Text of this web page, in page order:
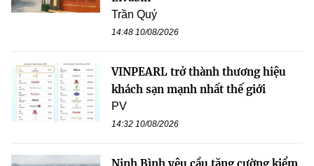
Trần Quý
14:48 10/08/2026
VINPEARL trở thành thương hiệu
khách sạn mạnh nhất thế giới
PV
14:32 10/08/2026